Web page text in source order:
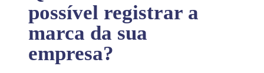
possível registrar a
marca da sua
empresa?